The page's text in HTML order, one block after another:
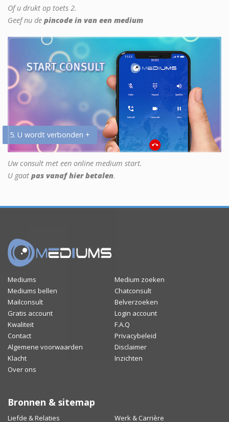
Of u drukt op toets 2.
Geef nu de pincode in van een medium
5. U wordt verbonden +
Uw consult met een online medium start.
U gaat pas vanaf hier betalen.
Mediums
Medium zoeken
Mediums bellen
Chatconsult
Mailconsult
Belverzoeken
Gratis account
Login account
Kwaliteit
F.A.Q
Contact
Privacybeleid
Algemene voorwaarden
Disclaimer
Klacht
Inzichten
Over ons
Bronnen & sitemap
Liefde & Relaties Werk & Carrière